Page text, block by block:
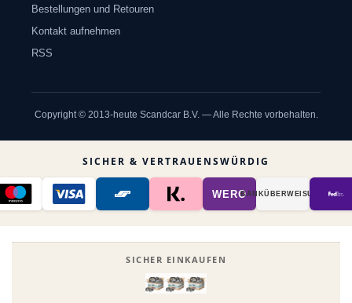
Bestellungen und Retouren
Kontakt aufnehmen
RSS
Copyright © 2013-heute Scandcar B.V. — Alle Rechte vorbehalten.
SICHER & VERTRAUENSWÜRDIG
WEROBANK­ÜBER­WEISUNG
SICHER EINKAUFEN